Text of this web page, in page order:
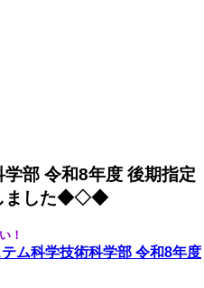
部 令和8年度 後期指定
ました◆◇◆
！
ム科学技術科学部 令和8年度